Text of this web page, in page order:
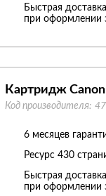
Быстрая
при оформлении
Картридж
Код производителя:
6 месяцев
Ресурс 430
Быстрая
при оформлении